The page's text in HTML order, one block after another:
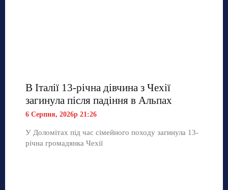
В Італії 13-річна дівчина з Чехії
загинула після падіння в Альпах
6 Серпня, 2026р 21:26
У Доломітах під час сімейного походу загинула 13-
річна громадянка Чехії